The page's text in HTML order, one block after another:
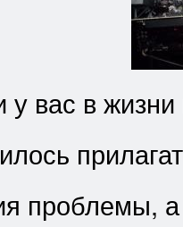
вас в жизни
проблемы, а